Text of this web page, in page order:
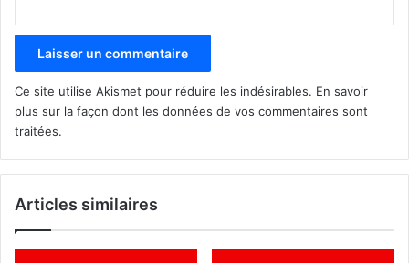
Ce site utilise Akismet pour réduire les indésirables. En savoir
plus sur la façon dont les données de vos commentaires sont
traitées.
Articles similaires